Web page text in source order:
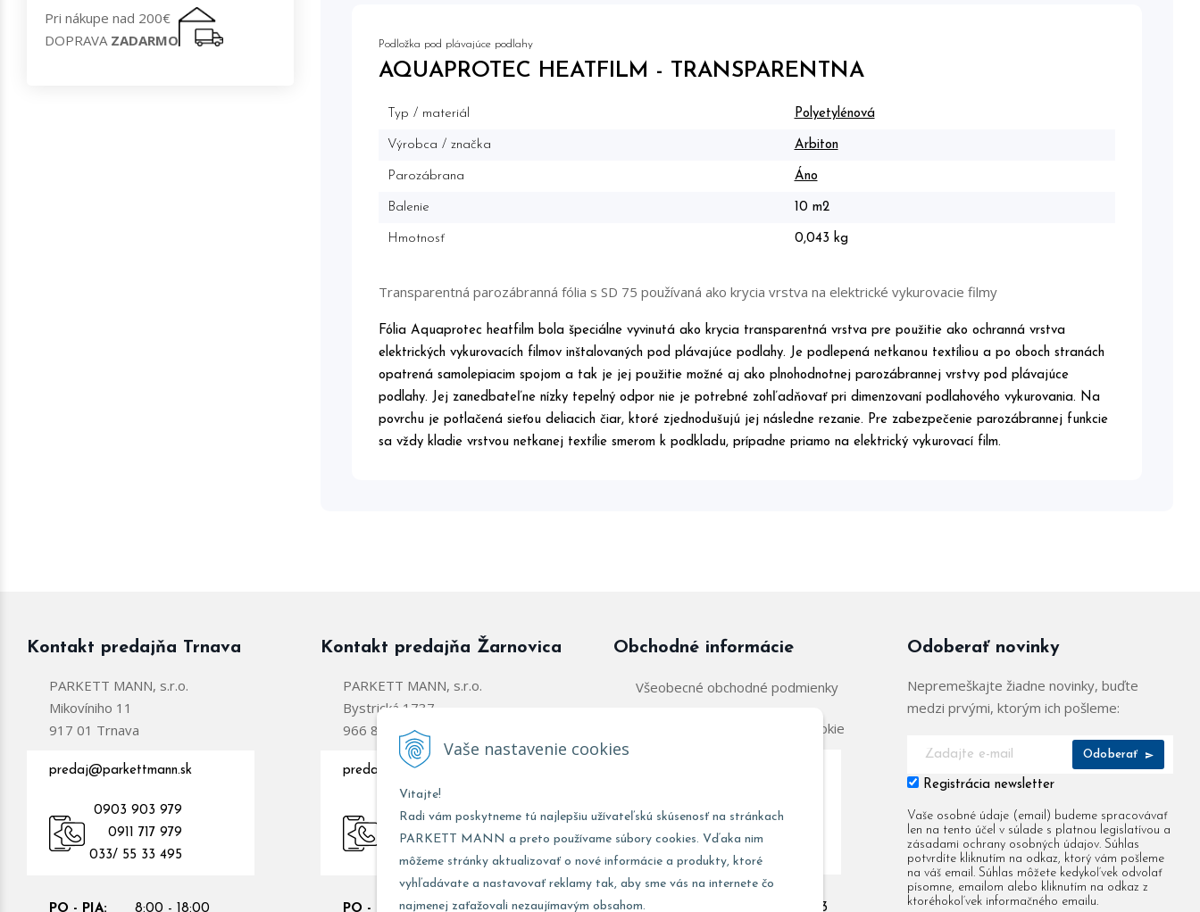
Vaše nastavenie cookies
Vitajte!
Radi vám poskytneme tú najlepšiu užívateľskú skúsenosť na stránkach
PARKETT MANN a preto používame súbory cookies. Vďaka nim
môžeme stránky aktualizovať o nové informácie a produkty, ktoré
vyhľadávate a nastavovať reklamy tak, aby sme vás na internete čo
najmenej zaťažovali nezaujímavým obsahom.
Pri nákupe nad 200€
DOPRAVA ZADARMO Podložka pod plávajúce podlahy
AQUAPROTEC HEATFILM - TRANSPARENTNA
Typ / materiál Polyetylénová
Výrobca / značka Arbiton
Parozábrana Áno
Balenie 10 m2
Hmotnosť 0,043 kg
Transparentná parozábranná fólia s SD 75 používaná ako krycia vrstva na elektrické vykurovacie filmy
Fólia Aquaprotec heatfilm bola špeciálne vyvinutá ako krycia transparentná vrstva pre použitie ako ochranná vrstva
elektrických vykurovacích filmov inštalovaných pod plávajúce podlahy. Je podlepená netkanou textíliou a po oboch stranách
opatrená samolepiacim spojom a tak je jej použitie možné aj ako plnohodnotnej parozábrannej vrstvy pod plávajúce
podlahy. Jej zanedbateľne nízky tepelný odpor nie je potrebné zohľadňovať pri dimenzovaní podlahového vykurovania. Na
povrchu je potlačená sieťou deliacich čiar, ktoré zjednodušujú jej následne rezanie. Pre zabezpečenie parozábrannej funkcie
sa vždy kladie vrstvou netkanej textílie smerom k podkladu, prípadne priamo na elektrický vykurovací film.
Kontakt predajňa Trnava
PARKETT MANN, s.r.o.
Mikovíniho 11
917 01 Trnava
predaj@parkettmann.sk
0903 903 979
0911 717 979
033/ 55 33 495
PO - PIA: 8:00 - 18:00
Kontakt predajňa Žarnovica
PARKETT MANN, s.r.o.
Bystrická 1737
966 81 Žarnovica
predajzc@parkettmann.sk
0911 903 979
0902 907 979
PO - PIA: 8:00 - 17:00
Obchodné informácie
Všeobecné obchodné podmienky
Zásady používania súborov cookie
Stred/Východ:
Západ:
0947 900 904
0903 903 955
Marketing: 0947 900 903
Odoberať novinky
Nepremeškajte žiadne novinky, buďte
medzi prvými, ktorým ich pošleme:
Odoberať
Registrácia newsletter
Vaše osobné údaje (email) budeme spracovávať
len na tento účel v súlade s platnou legislatívou a
zásadami ochrany osobných údajov. Súhlas
potvrdíte kliknutím na odkaz, ktorý vám pošleme
na váš email. Súhlas môžete kedykoľvek odvolať
písomne, emailom alebo kliknutím na odkaz z
ktoréhokoľvek informačného emailu.